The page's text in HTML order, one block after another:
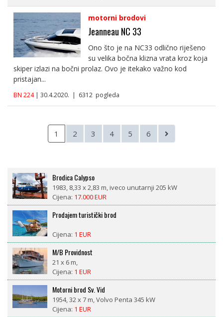
motorni brodovi
Jeanneau NC 33
Ono što je na NC33 odlično riješeno
su velika bočna klizna vrata kroz koja
skiper izlazi na bočni prolaz. Ovo je itekako važno kod
pristajan...
BN 224 | 30.4.2020. | 6312 pogleda
1 2 3 4 5 6
Brodica Calypso
1983, 8,33 x 2,83 m, iveco unutarnji 205 kW
Cijena: 17.000 EUR
Prodajem turistički brod
Cijena: 1 EUR
M/B Providnost
21 x 6 m,
Cijena: 1 EUR
Motorni brod Sv. Vid
1954, 32 x 7 m, Volvo Penta 345 kW
Cijena: 1 EUR